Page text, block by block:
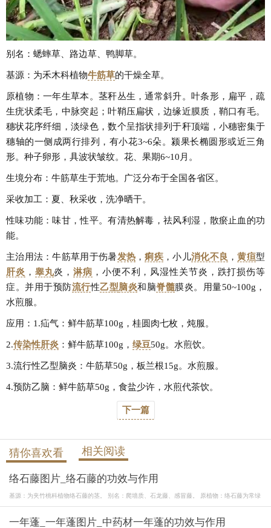
别名：蟋蟀草、路边草、鸭脚草。
基源：为禾木科植物牛筋草的干燥全草。
原植物：一年生草本。茎秆丛生，通常斜升。叶条形，扁平，疏
生疣状柔毛，中脉突起；叶鞘压扁状，边缘近膜质，鞘口有毛。
穗状花序纤细，淡绿色，数个呈指状排列于秆顶端，小穗密集于
穗轴的一侧成两行排列，有小花3~6朵。颍果长椭圆形或近三角
形。种子卵形，具波状皱纹。花、果期6~10月。
生境分布：牛筋草生于荒地。广泛分布于全国各省区。
采收加工：夏、秋采收，洗净晒干。
性味功能：味甘，性平。有清热解毒，祛风利湿，散瘀止血的功
能。
主治用法：牛筋草用于伤暑发热 ，痢疾 ，小儿消化不良 ，黄疸型
肝炎 ， 睾丸炎，淋病 ，小便不利，风湿性关节炎，跌打损伤等
症。并用于预防流行性乙型脑炎和脑脊髓膜炎。用量50~100g，
水煎服。
应用：1.疝气：鲜牛筋草100g，桂圆肉七枚，炖服。
2.传染性肝炎 ：鲜牛筋草100g， 绿豆50g。水煎饮。
3.流行性乙型脑炎：牛筋草50g，板兰根15g。水煎服。
4.预防乙脑：鲜牛筋草50g，食盐少许，水煎代茶饮。
下一篇
猜你喜欢看 相关阅读
络石藤图片_络石藤的功效与作用
基源：为夹竹桃科植物络石藤的茎。 别名：爬墙质、石龙藤、感冒藤。 原植物：络石藤为常绿
一年蓬_一年蓬图片_中药材一年蓬的功效与作用